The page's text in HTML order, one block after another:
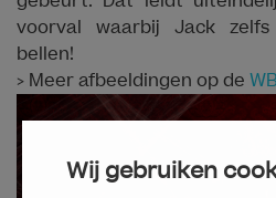
Wij gebruiken
voorval waarbij Jack
bellen!
> Meer afbeeldingen op de